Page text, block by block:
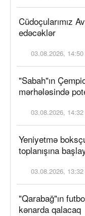
Cüdoçularımız
edəcəklər
03.08.2026, 14:50
"Sabah"ın
mərhələsində
03.08.2026, 14:32
Yeniyetmə
toplanışına
03.08.2026, 13:32
"Qarabağ"ın
kənarda qalacaq